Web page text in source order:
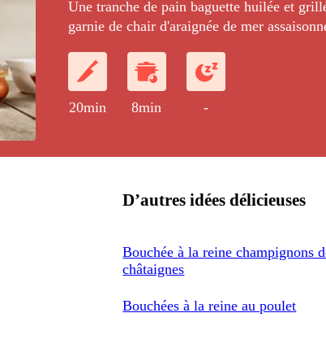
Une tranche de pain baguette huilée et
garnie de chair d'araignée de mer
d'une pointe d'asperge blanche fondante.
20min 8min -
D’autres idées délicieuses
Bouchée à la reine champignons
châtaignes
Bouchées à la reine au poulet